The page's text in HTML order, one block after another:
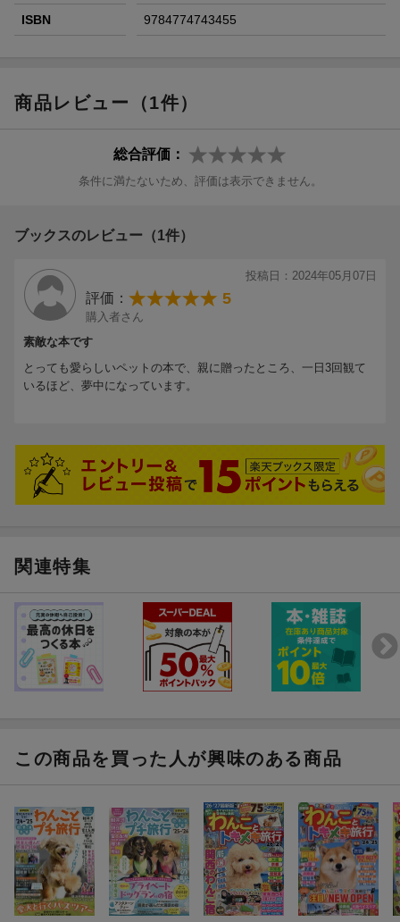
ISBN 9784774743455
商品レビュー（1件）
総合評価：
条件に満たないため、評価は表示できません。
ブックスのレビュー（1件）
投稿日：2024年05月07日
評価： 5
購入者さん
素敵な本です
とっても愛らしいペットの本で、親に贈ったところ、一日3回観て
いるほど、夢中になっています。
関連特集
この商品を買った人が興味のある商品